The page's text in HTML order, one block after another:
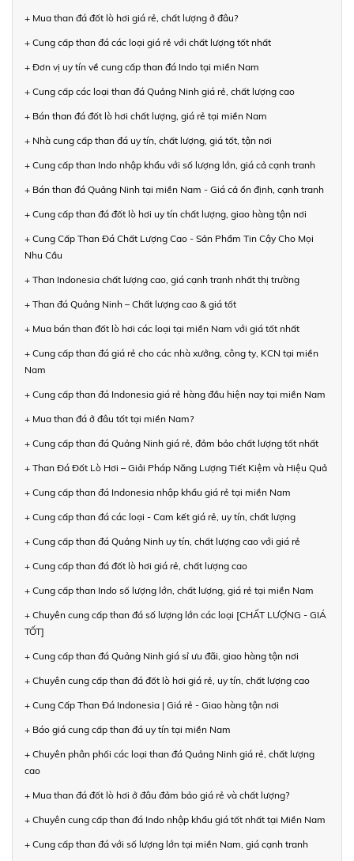
+ Mua than đá đốt lò hơi giá rẻ, chất lượng ở đâu?
+ Cung cấp than đá các loại giá rẻ với chất lượng tốt nhất
+ Đơn vị uy tín về cung cấp than đá Indo tại miền Nam
+ Cung cấp các loại than đá Quảng Ninh giá rẻ, chất lượng cao
+ Bán than đá đốt lò hơi chất lượng, giá rẻ tại miền Nam
+ Nhà cung cấp than đá uy tín, chất lượng, giá tốt, tận nơi
+ Cung cấp than Indo nhập khẩu với số lượng lớn, giá cả cạnh tranh
+ Bán than đá Quảng Ninh tại miền Nam - Giá cả ổn định, cạnh tranh
+ Cung cấp than đá đốt lò hơi uy tín chất lượng, giao hàng tận nơi
+ Cung Cấp Than Đá Chất Lượng Cao - Sản Phẩm Tin Cậy Cho Mọi
Nhu Cầu
+ Than Indonesia chất lượng cao, giá cạnh tranh nhất thị trường
+ Than đá Quảng Ninh – Chất lượng cao & giá tốt
+ Mua bán than đốt lò hơi các loại tại miền Nam với giá tốt nhất
+ Cung cấp than đá giá rẻ cho các nhà xưởng, công ty, KCN tại miền
Nam
+ Cung cấp than đá Indonesia giá rẻ hàng đầu hiện nay tại miền Nam
+ Mua than đá ở đâu tốt tại miền Nam?
+ Cung cấp than đá Quảng Ninh giá rẻ, đảm bảo chất lượng tốt nhất
+ Than Đá Đốt Lò Hơi – Giải Pháp Năng Lượng Tiết Kiệm và Hiệu Quả
+ Cung cấp than đá Indonesia nhập khẩu giá rẻ tại miền Nam
+ Cung cấp than đá các loại - Cam kết giá rẻ, uy tín, chất lượng
+ Cung cấp than đá Quảng Ninh uy tín, chất lượng cao với giá rẻ
+ Cung cấp than đá đốt lò hơi giá rẻ, chất lượng cao
+ Cung cấp than Indo số lượng lớn, chất lượng, giá rẻ tại miền Nam
+ Chuyên cung cấp than đá số lượng lớn các loại [CHẤT LƯỢNG - GIÁ
TỐT]
+ Cung cấp than đá Quảng Ninh giá sỉ ưu đãi, giao hàng tận nơi
+ Chuyên cung cấp than đá đốt lò hơi giá rẻ, uy tín, chất lượng cao
+ Cung Cấp Than Đá Indonesia | Giá rẻ - Giao hàng tận nơi
+ Báo giá cung cấp than đá uy tín tại miền Nam
+ Chuyên phân phối các loại than đá Quảng Ninh giá rẻ, chất lượng
cao
+ Mua than đá đốt lò hơi ở đâu đảm bảo giá rẻ và chất lượng?
+ Chuyên cung cấp than đá Indo nhập khẩu giá tốt nhất tại Miền Nam
+ Cung cấp than đá với số lượng lớn tại miền Nam, giá cạnh tranh